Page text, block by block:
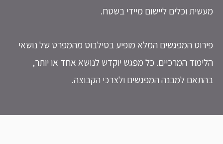
וכלים ליישום מיידי בשטח.
המפגשים המלא מופיע בסילבוס מהמפרט של נושאי
המרכיים. כל מפגש יוקדש לנושא אחד או יותר,
למבנה המפגשים ולצרכי הקבוצה.